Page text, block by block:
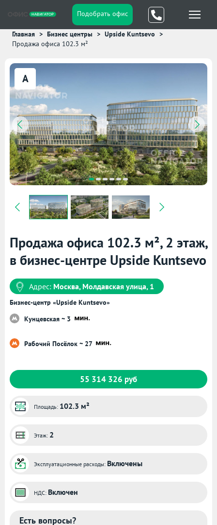
Подобрать офис
Главная Бизнес центры
Upside Kuntsevo
Продажа офиса 102.3 м²
A
Продажа офиса 102.3 м², 2 этаж,
в бизнес-центре Upside Kuntsevo
Адрес: Москва, Молдавская улица, 1
Бизнес-центр «Upside Kuntsevo»
Кунцевская ~ 3
Рабочий Посёлок ~ 27
55 314 326 руб
Площадь: 102.3 м²
Этаж: 2
Эксплуатационные расходы: Включены
НДС: Включен
Есть вопросы?